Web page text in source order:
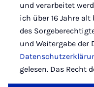
und verarbeitet
ich über 16 Jahre
des
und Weitergabe der
gelesen. Das Recht